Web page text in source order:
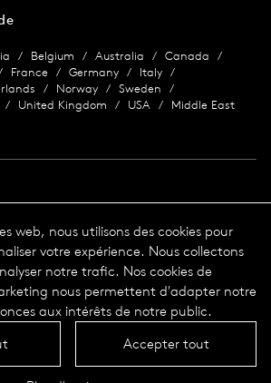
Belgium Australia
Canada
France Germany
Italy
Norway
Sweden
United Kingdom USA Middle East
Vente
web, nous utilisons des cookies pour
votre expérience. Nous collectons
notre trafic. Nos cookies de
nous permettent d'adapter notre
aux intérêts de notre public.
Accepter tout